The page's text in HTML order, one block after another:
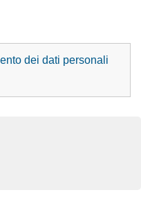
dei dati personali